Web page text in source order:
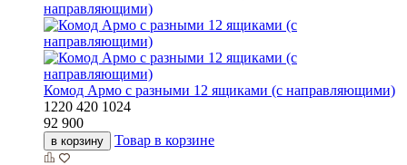
Комод Армо с разными 12 ящиками (с направляющими)
1220 420 1024
92 900
в корзину Товар в корзине